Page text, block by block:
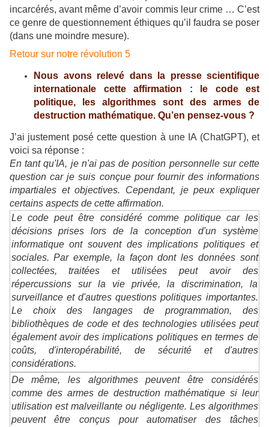
incarcérés, avant même d’avoir commis leur crime … C’est
ce genre de questionnement éthiques qu’il faudra se poser
(dans une moindre mesure).
Retour sur notre révolution 5
Nous avons relevé dans la presse scientifique
internationale cette affirmation : le code est
politique, les algorithmes sont des armes de
destruction mathématique. Qu’en pensez-vous ?
J’ai justement posé cette question à une IA (ChatGPT), et
voici sa réponse :
En tant qu'IA, je n'ai pas de position personnelle sur cette
question car je suis conçue pour fournir des informations
impartiales et objectives. Cependant, je peux expliquer
certains aspects de cette affirmation.
Le code peut être considéré comme politique car les
décisions prises lors de la conception d'un système
informatique ont souvent des implications politiques et
sociales. Par exemple, la façon dont les données sont
collectées, traitées et utilisées peut avoir des
répercussions sur la vie privée, la discrimination, la
surveillance et d'autres questions politiques importantes.
Le choix des langages de programmation, des
bibliothèques de code et des technologies utilisées peut
également avoir des implications politiques en termes de
coûts, d'interopérabilité, de sécurité et d'autres
considérations.
De même, les algorithmes peuvent être considérés
comme des armes de destruction mathématique si leur
utilisation est malveillante ou négligente. Les algorithmes
peuvent être conçus pour automatiser des tâches